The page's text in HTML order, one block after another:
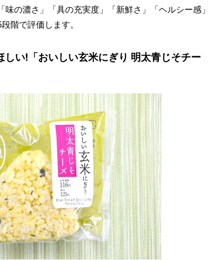
の濃さ」「具の充実度」「新鮮さ」「ヘルシー感」
階で評価します。
い!「おいしい玄米にぎり 明太青じそチー